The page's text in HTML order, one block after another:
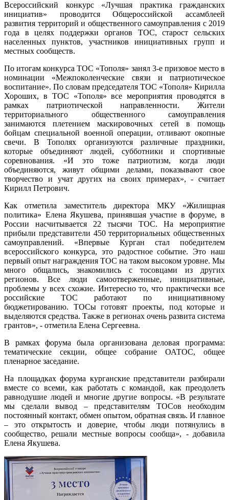
Всероссийский конкурс «Лучшая практика гражданских
инициатив» проводится Общероссийской ассамблеей
развития территорий и общественного самоуправления с 2019
года в целях поддержки органов ТОС, старост сельских
населенных пунктов, участников инициативных групп и
местных сообществ.
По итогам конкурса ТОС «Тополя» занял 3-е призовое место в
номинации «Межпоколенческие связи и патриотическое
воспитание». По словам председателя ТОС «Тополя» Кирилла
Хороших, в ТОС «Тополя» все мероприятия проводятся в
рамках патриотической направленности. Жители
территориального общественного самоуправления
занимаются плетением маскировочных сетей в помощь
бойцам специальной военной операции, отливают окопные
свечи. В Тополях организуются различные праздники,
которые объединяют людей, субботники и спортивные
соревнования. «И это тоже патриотизм, когда люди
объединяются, живут общими делами, показывают свое
творчество и учат других на своих примерах», - считает
Кирилл Петрович.
Как отметила заместитель директора МКУ «Жилищная
политика» Елена Якушева, принявшая участие в форуме, в
России насчитывается 22 тысячи ТОС. На мероприятие
прибыли представители 450 территориальных общественных
самоуправлений. «Впервые Курган стал победителем
всероссийского конкурса, это радостное событие. Это наш
первый опыт награждения ТОС на таком высоком уровне. Мы
много общались, знакомились с тосовцами из других
регионов. Все люди самоотверженные, инициативные,
проблемы у всех схожие. Интересно то, что практически все
российские ТОС работают по инициативному
бюджетированию. ТОСы готовят проекты, под которые и
выделяются средства. Также в регионах очень развита система
грантов», - отметила Елена Сергеевна.
В рамках форума была организована деловая программа:
тематические секции, общее собрание ОАТОС, общее
пленарное заседание.
На площадках форума курганские представители разбирали
вместе со всеми, как работать с командой, как преодолеть
равнодушие людей и многие другие вопросы. «В результате
мы сделали вывод – представителям ТОСов необходим
постоянный контакт, обмен опытом, обратная связь. И главное
– это открытость и доверие, чтобы люди потянулись в
сообщество, решали местные вопросы сообща», - добавила
Елена Якушева.